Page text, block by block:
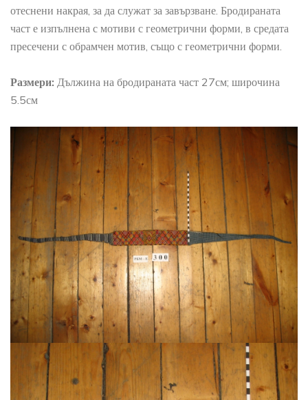
отеснени накрая, за да служат за завързване. Бродираната
част е изпълнена с мотиви с геометрични форми, в средата
пресечени с обрамчен мотив, също с геометрични форми.
Размери: Дължина на бродираната част 27см; широчина
5.5см